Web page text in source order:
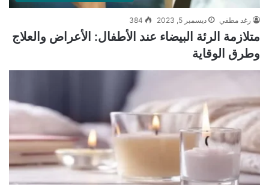
رغد مطفي ديسمبر 5, 2023 384
متلازمة الرئة البيضاء عند الأطفال: الأعراض والعلاج
وطرق الوقاية